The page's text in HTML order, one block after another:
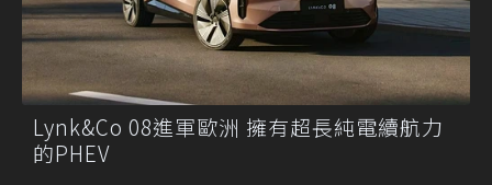
Lynk&Co 08進軍歐洲 擁有超長純電續航力
的PHEV